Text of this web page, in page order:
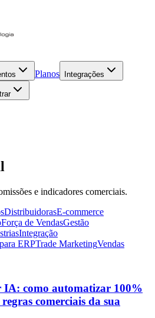
Planos Integrações
e indicadores comerciais.
DistribuidorasE-commerce
Força de VendasGestão
Integração
ERPTrade MarketingVendas
IA: como automatizar 100%
comerciais da sua